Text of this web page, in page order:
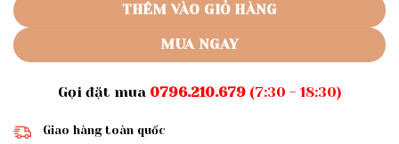
THÊM VÀO GIỎ HÀNG
MUA NGAY
Gọi đặt mua 0796.210.679(7:30 - 18:30)
Giao hàng toàn quốc